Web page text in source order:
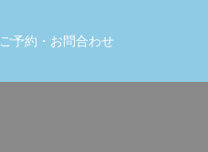
ご予約・お問合わせ